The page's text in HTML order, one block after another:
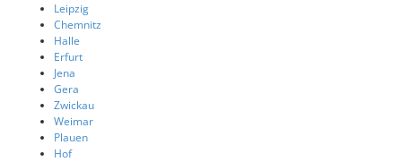
Leipzig
Chemnitz
Halle
Erfurt
Jena
Gera
Zwickau
Weimar
Plauen
Hof